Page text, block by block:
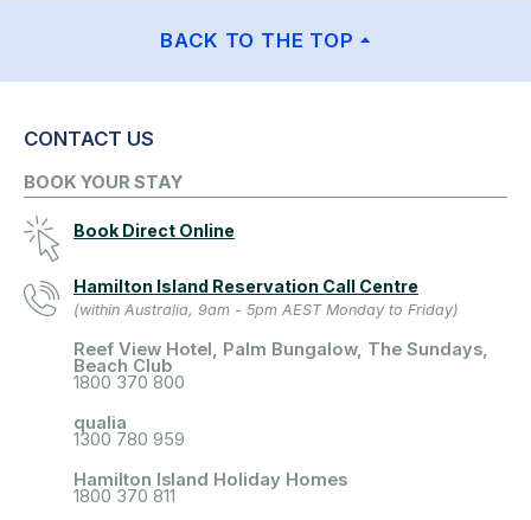
BACK TO THE TOP
CONTACT US
BOOK YOUR STAY
Book Direct Online
Hamilton Island Reservation Call Centre
(within Australia, 9am - 5pm AEST Monday to Friday)
Reef View Hotel, Palm Bungalow, The Sundays,
Beach Club
1800 370 800
qualia
1300 780 959
Hamilton Island Holiday Homes
1800 370 811